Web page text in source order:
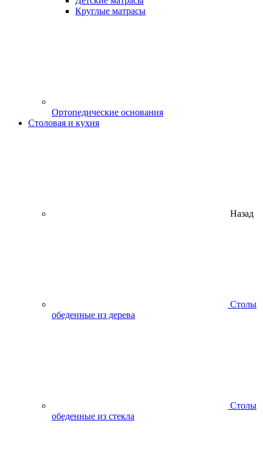
Круглые матрасы
Ортопедические основания
Столовая и кухня
Назад
Столы
обеденные из дерева
Столы
обеденные из стекла